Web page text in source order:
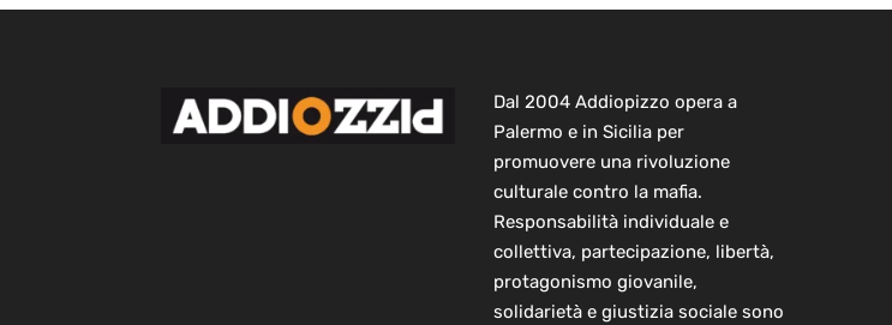
Dal 2004 Addiopizzo opera a
Palermo e in Sicilia per
promuovere una rivoluzione
culturale contro la mafia.
Responsabilità individuale e
collettiva, partecipazione, libertà,
protagonismo giovanile,
solidarietà e giustizia sociale sono